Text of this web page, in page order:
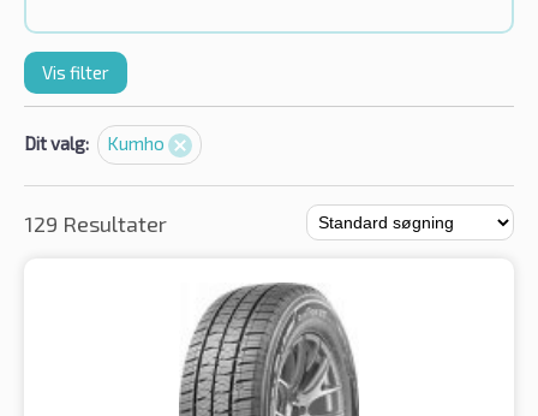
Vis filter
Dit valg: Kumho
129 Resultater